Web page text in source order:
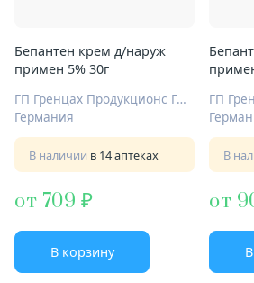
Бепантен крем д/наруж
примен 5% 30г
ГП Гренцах Продукционс ГмбХ
Германия
В наличии в 14 аптеках
от 709
В корзину
В
от